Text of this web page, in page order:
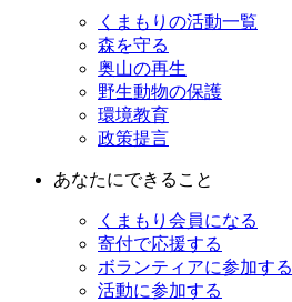
くまもりの活動一覧
森を守る
奥山の再生
野生動物の保護
環境教育
政策提言
あなたにできること
くまもり会員になる
寄付で応援する
ボランティアに参加する
活動に参加する